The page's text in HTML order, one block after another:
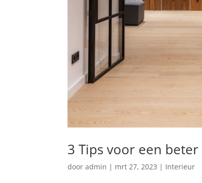
3 Tips voor een
dooradmin | mrt 27, 2023 | Interieur